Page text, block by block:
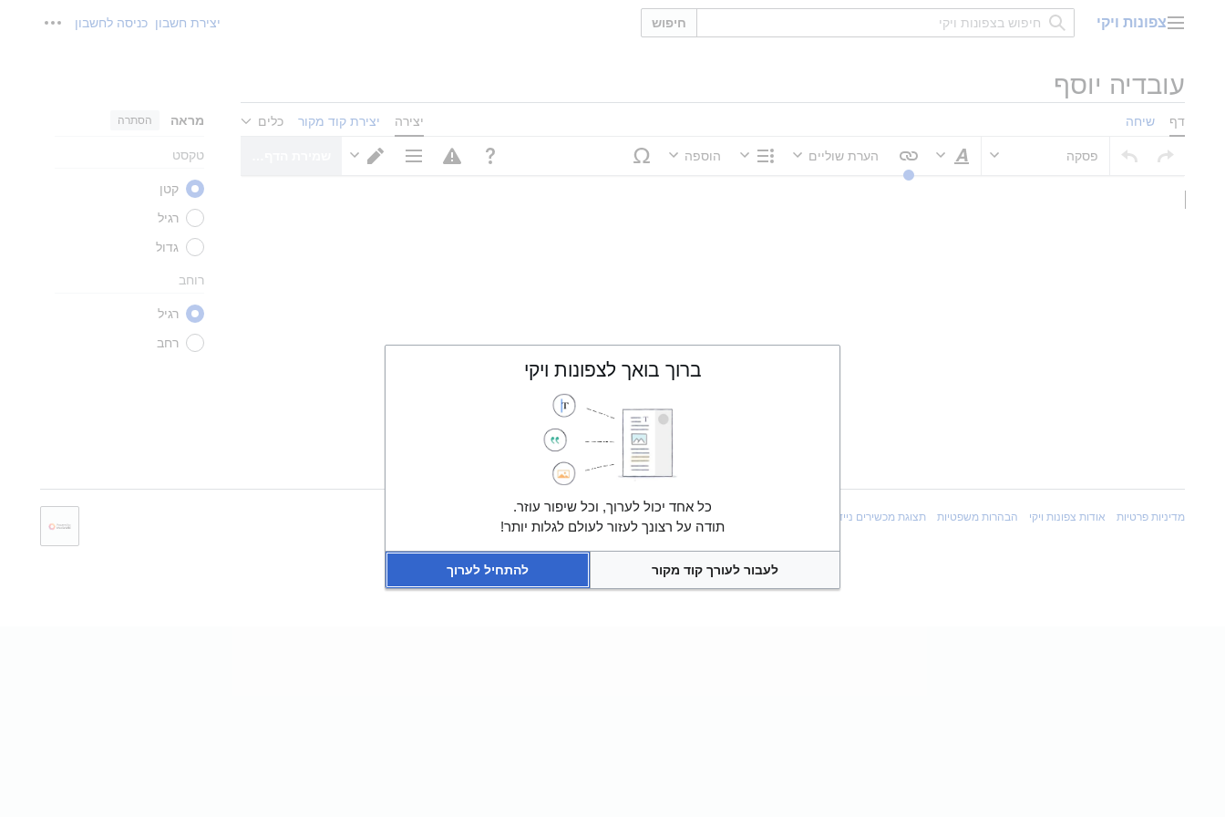
תפריט ראשיצפונות ויקי חיפוש יצירת חשבון כניסה לחשבוןכלים אישיים
עובדיה יוסף
דף שיחה יצירה יצירת קוד מקור כלים מראה הסתרה
טקסט
קטן
רגיל
גדול
רוחב
רגיל
רחב
פסקה
סגנוּן טקסט
הערת שוליים
הוספה
מדיניות פרטיות אודות צפונות ויקי הבהרות משפטיות תצוגת מכשירים ניידים
ברוך בואך לצפונות ויקי
כל אחד יכול לערוך, וכל שיפור עוזר.
תודה על רצונך לעזור לעולם לגלות יותר!
לעבור לעורך קוד מקור להתחיל לערוך